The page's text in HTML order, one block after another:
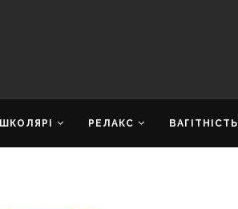
ШКОЛЯРІ РЕЛАКС ВАГІТНІСТЬ